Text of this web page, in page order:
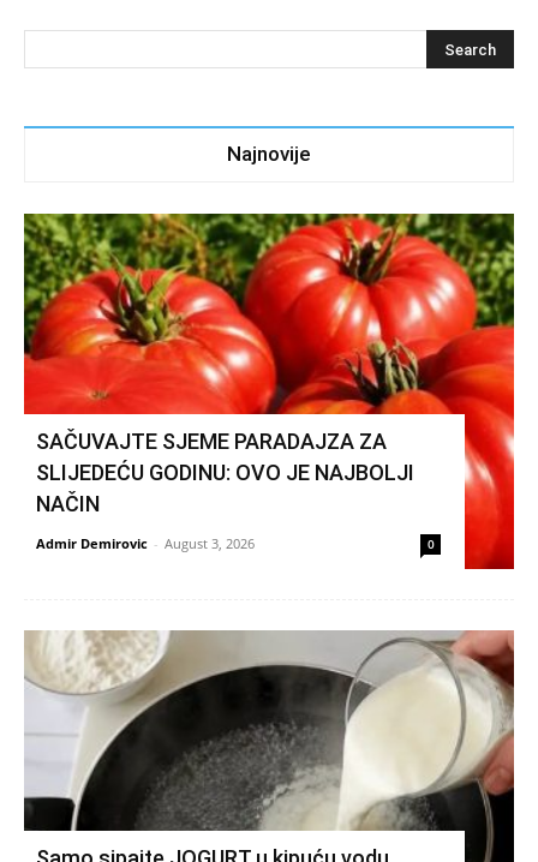
Najnovije
SAČUVAJTE SJEME PARADAJZA ZA
SLIJEDEĆU GODINU: OVO JE NAJBOLJI
NAČIN
Admir Demirovic - August 3, 2026 0